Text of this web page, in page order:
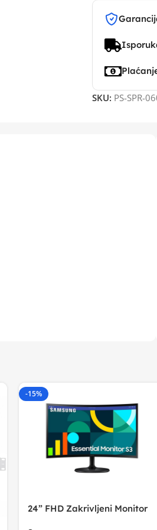
SKU: PS-SPR-
-15%
24” FHD Zakrivljeni Monitor